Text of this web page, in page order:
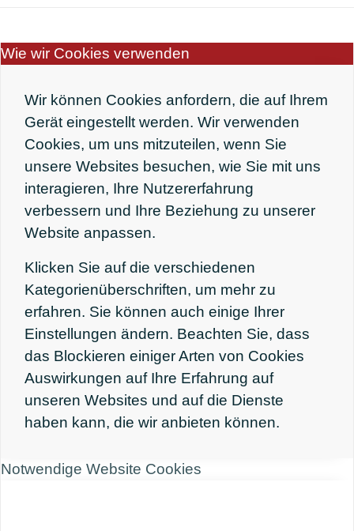
Wie wir Cookies verwenden
Wir können Cookies anfordern, die auf Ihrem
Gerät eingestellt werden. Wir verwenden
Cookies, um uns mitzuteilen, wenn Sie
unsere Websites besuchen, wie Sie mit uns
interagieren, Ihre Nutzererfahrung
verbessern und Ihre Beziehung zu unserer
Website anpassen.
Klicken Sie auf die verschiedenen
Kategorienüberschriften, um mehr zu
erfahren. Sie können auch einige Ihrer
Einstellungen ändern. Beachten Sie, dass
das Blockieren einiger Arten von Cookies
Auswirkungen auf Ihre Erfahrung auf
unseren Websites und auf die Dienste
haben kann, die wir anbieten können.
Notwendige Website Cookies